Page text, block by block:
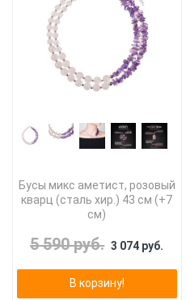
Бусы микс аметист, розовый
кварц (сталь хир.) 43 см (+7
см)
5 590 руб. 3 074 руб.
В корзину!